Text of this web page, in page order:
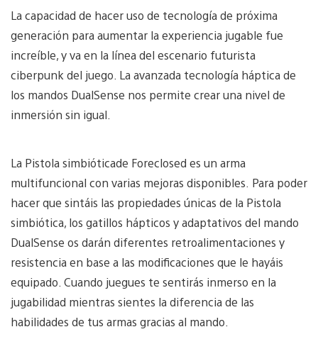
La capacidad de hacer uso de tecnología de próxima
generación para aumentar la experiencia jugable fue
increíble, y va en la línea del escenario futurista
ciberpunk del juego. La avanzada tecnología háptica de
los mandos DualSense nos permite crear una nivel de
inmersión sin igual.
La Pistola simbióticade Foreclosed es un arma
multifuncional con varias mejoras disponibles. Para poder
hacer que sintáis las propiedades únicas de la Pistola
simbiótica, los gatillos hápticos y adaptativos del mando
DualSense os darán diferentes retroalimentaciones y
resistencia en base a las modificaciones que le hayáis
equipado. Cuando juegues te sentirás inmerso en la
jugabilidad mientras sientes la diferencia de las
habilidades de tus armas gracias al mando.